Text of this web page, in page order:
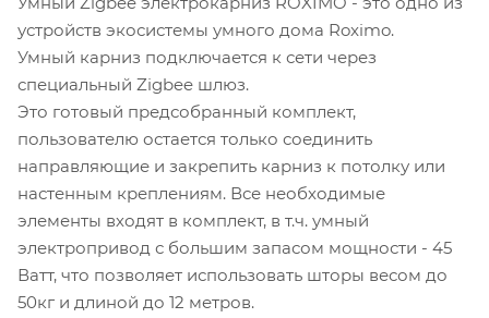
устройств экосистемы умного дома Roximo.
Умный карниз подключается к сети через
специальный Zigbee шлюз.
Это готовый предсобранный комплект,
пользователю остается только соединить
направляющие и закрепить карниз к потолку или
настенным креплениям. Все необходимые
элементы входят в комплект, в т.ч. умный
электропривод с большим запасом мощности - 45
Ватт, что позволяет использовать шторы весом до
50кг и длиной до 12 метров.